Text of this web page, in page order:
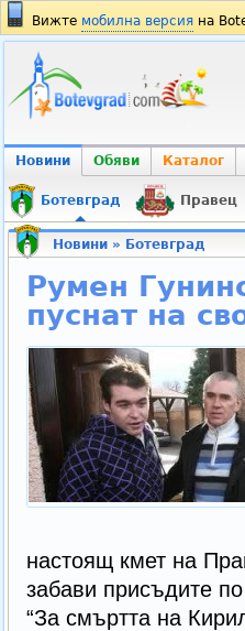
Вижте мобилна версия на
Новини Обяви Каталог
Ботевград Правец
Новини» Ботевград
Румен
пуснат на
настоящ кмет на
забави присъдите по
“За смъртта на